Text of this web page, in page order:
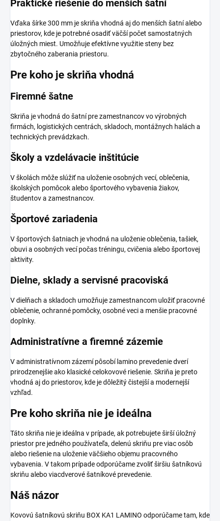
Praktické riešenie do menších šatní
Vďaka šírke 300 mm je skriňa vhodná aj do menších šatní alebo
priestorov, kde je potrebné osadiť väčší počet samostatných
úložných miest. Umožňuje efektívne využitie steny bez
zbytočného zaberania priestoru.
Pre koho je skriňa vhodná
Firemné šatne
Skriňa je vhodná do šatní pre zamestnancov vo výrobných
firmách, logistických centrách, skladoch, montážnych halách a
technických prevádzkach.
Školy a vzdelávacie inštitúcie
V školách môže slúžiť na uloženie osobných vecí, oblečenia,
školských pomôcok alebo športového vybavenia žiakov,
študentov a zamestnancov.
Športové zariadenia
V športových šatniach je vhodná na uloženie oblečenia, tašiek,
obuvi a osobných vecí počas tréningu, cvičenia alebo športovej
aktivity.
Dielne, sklady a servisné pracoviská
V dielňach a skladoch umožňuje zamestnancom uložiť pracovné
oblečenie, ochranné pomôcky, osobné veci a menšie pracovné
doplnky.
Administratívne a firemné zázemie
V administratívnom zázemí pôsobí lamino prevedenie dverí
prirodzenejšie ako klasické celokovové riešenie. Skriňa je preto
vhodná aj do priestorov, kde je dôležitý čistejší a modernejší
vzhľad.
Pre koho skriňa nie je ideálna
Táto skriňa nie je ideálna v prípade, ak potrebujete širší úložný
priestor pre jedného používateľa, delenú skriňu pre viac osôb
alebo riešenie na uloženie väčšieho objemu pracovného
vybavenia. V takom prípade odporúčame zvoliť širšiu šatníkovú
skriňu alebo viacdverové šatníkové prevedenie.
Náš názor
Kovovú šatníkovú skriňu BOX KA1 LAMINO odporúčame tam, kde